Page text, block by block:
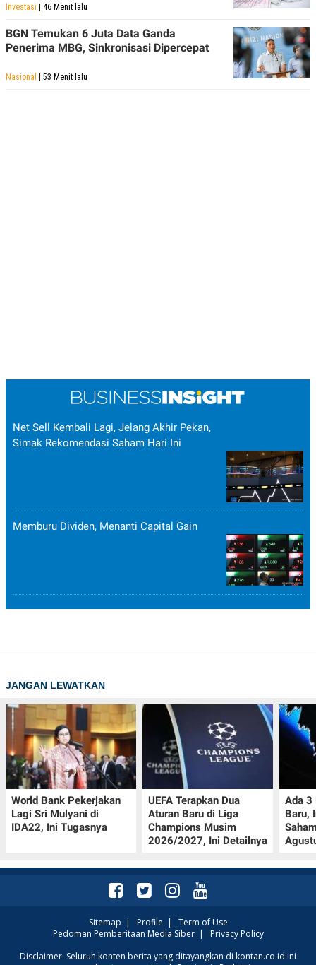
Investasi | 46 Menit lalu
BGN Temukan 6 Juta Data Ganda
Penerima MBG, Sinkronisasi Dipercepat
Nasional | 53 Menit lalu
Net Sell Kembali Lagi, Jelang Akhir Pekan,
Simak Rekomendasi Saham Hari Ini
Memburu Dividen, Menanti Capital Gain
JANGAN LEWATKAN
World Bank Pekerjakan
Lagi Sri Mulyani di
IDA22, Ini Tugasnya
UEFA Terapkan Dua
Aturan Baru di Liga
Champions Musim
2026/2027, Ini Detailnya
Ada 3
Baru,
Sitemap Profile
Term of Use
Pedoman Pemberitaan Media Siber| Privacy Policy
Disclaimer: Seluruh konten berita yang ditayangkan di kontan.co.id ini